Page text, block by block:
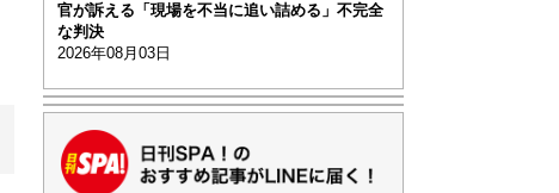
官が訴える「現場を不当に追い詰める」不完全
な判決
2026年08月03日